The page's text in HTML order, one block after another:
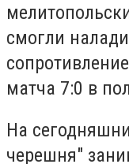
смогли
матча 7:0 в
На
черешня"